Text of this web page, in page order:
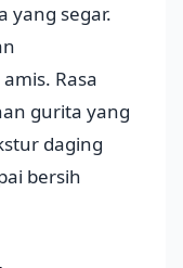
yang segar.
Rasa
gurita yang
daging
bersih